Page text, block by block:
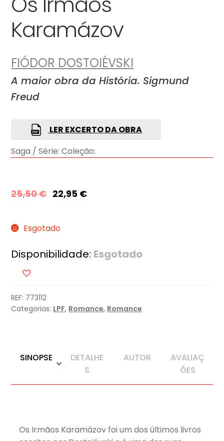
Karamázov
FIÓDOR DOSTOIÉVSKI
A maior obra da História. Sigmund
Freud
LER EXCERTO DA OBRA
Saga / Série: Coleção:
25,50€ 22,95 €
Esgotado
Disponibilidade: Esgotado
REF: 773112
Categorias: LPF, Romance, Romance
SINOPSE
DETALHE
S
AUTOR
AVALIAÇ
ÕES
Os Irmãos Karamázov foi um dos últimos livros